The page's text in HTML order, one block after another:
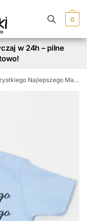
0
w 24h – pilne
Mamusiu krótki rękaw, rozmiar 86, kolor błękitny